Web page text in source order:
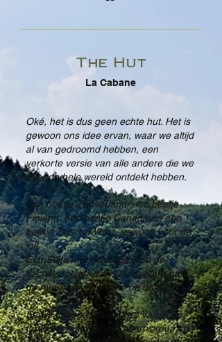
The Hut
La Cabane
Oké, het is dus geen echte hut. Het is
gewoon ons idee ervan, waar we altijd
al van gedroomd hebben, een
verkorte versie van alle andere die we
over de hele wereld ontdekt hebben.
Een beetje Zwitserland, een beetje
Finland, een beetje Canada en een
beetje Zwarte Woud, gewoon voor de
lol!
Een Suite met eekhoorns op de
kachels, platen van Oberbayern aan
de muren en een kano op de trap...
Eerlijk gezegd houden we van onze
burleske hut, met zijn ahornsiroop en